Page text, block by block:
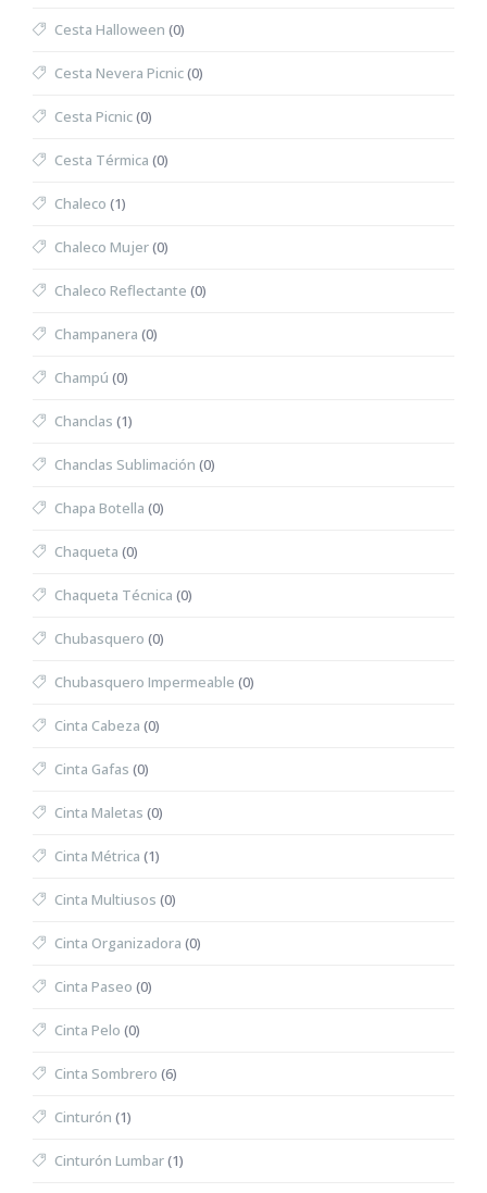
Cesta Halloween (0)
Cesta Nevera Picnic(0)
Cesta Picnic(0)
Cesta Térmica (0)
Chaleco (1)
Chaleco Mujer(0)
Chaleco Reflectante (0)
Champanera (0)
Champú (0)
Chanclas (1)
Chanclas Sublimación (0)
Chapa Botella (0)
Chaqueta (0)
Chaqueta Técnica (0)
Chubasquero (0)
Chubasquero Impermeable (0)
Cinta Cabeza (0)
Cinta Gafas (0)
Cinta Maletas (0)
Cinta Métrica (1)
Cinta Multiusos (0)
Cinta Organizadora (0)
Cinta Paseo (0)
Cinta Pelo (0)
Cinta Sombrero (6)
Cinturón (1)
Cinturón Lumbar(1)